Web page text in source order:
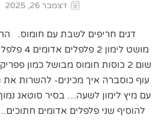
דצמבר 26, 2025
מושט לימון
שום 2 כוסות חומוס מבושל כמון
עוף כוסברה איך מכינים- להשרות
עם מיץ לימון לשעה… בסיר סוטאג
להוסיף שני פלפלים אדומים